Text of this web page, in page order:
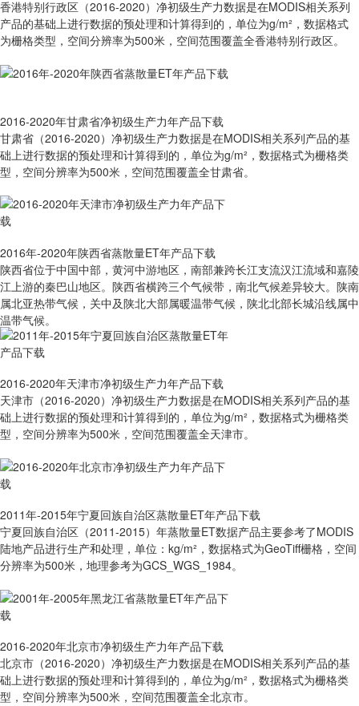
香港特别行政区（2016-2020）净初级生产力数据是在MODIS相关系列
产品的基础上进行数据的预处理和计算得到的，单位为g/m²，数据格式
为栅格类型，空间分辨率为500米，空间范围覆盖全香港特别行政区。
2016-2020年甘肃省净初级生产力年产品下载
甘肃省（2016-2020）净初级生产力数据是在MODIS相关系列产品的基
础上进行数据的预处理和计算得到的，单位为g/m²，数据格式为栅格类
型，空间分辨率为500米，空间范围覆盖全甘肃省。
2016年-2020年陕西省蒸散量ET年产品下载
陕西省位于中国中部，黄河中游地区，南部兼跨长江支流汉江流域和嘉陵
江上游的秦巴山地区。陕西省横跨三个气候带，南北气候差异较大。陕南
属北亚热带气候，关中及陕北大部属暖温带气候，陕北北部长城沿线属中
温带气候。
2016-2020年天津市净初级生产力年产品下载
天津市（2016-2020）净初级生产力数据是在MODIS相关系列产品的基
础上进行数据的预处理和计算得到的，单位为g/m²，数据格式为栅格类
型，空间分辨率为500米，空间范围覆盖全天津市。
2011年-2015年宁夏回族自治区蒸散量ET年产品下载
宁夏回族自治区（2011-2015）年蒸散量ET数据产品主要参考了MODIS
陆地产品进行生产和处理，单位：kg/m²，数据格式为GeoTiff栅格，空间
分辨率为500米，地理参考为GCS_WGS_1984。
2016-2020年北京市净初级生产力年产品下载
北京市（2016-2020）净初级生产力数据是在MODIS相关系列产品的基
础上进行数据的预处理和计算得到的，单位为g/m²，数据格式为栅格类
型，空间分辨率为500米，空间范围覆盖全北京市。